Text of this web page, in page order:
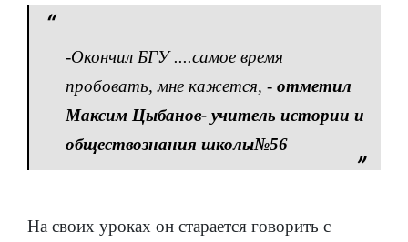
-Окончил БГУ ....самое время
пробовать, мне кажется, - отметил
Максим Цыбанов- учитель истории и
обществознания школы№56
На своих уроках он старается говорить с